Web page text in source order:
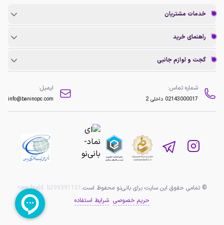
خدمات مشتریان
راهنمای خرید
گجت و لوازم جانبی
شماره تماس:
02143000017 داخلی 2
ایمیل:
info@baninopc.com
© تمامی حقوق این سایت برای بانی‌نو محفوظ است. new build: b299391101
حریم خصوصی شرایط استفاده